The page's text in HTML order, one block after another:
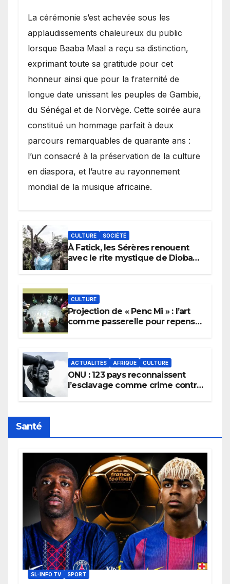
​La cérémonie s’est achevée sous les
applaudissements chaleureux du public
lorsque Baaba Maal a reçu sa distinction,
exprimant toute sa gratitude pour cet
honneur ainsi que pour la fraternité de
longue date unissant les peuples de Gambie,
du Sénégal et de Norvège. Cette soirée aura
constitué un hommage parfait à deux
parcours remarquables de quarante ans :
l’un consacré à la préservation de la culture
en diaspora, et l’autre au rayonnement
mondial de la musique africaine.
CULTURE SOCIÉTÉ
À Fatick, les Sérères renouent
avec le rite mystique de Diobaye
CULTURE
Projection de « Penc Mi » : l’art
comme passerelle pour repenser
ACTUALITÉS AFRIQUE CULTURE
ONU : 123 pays reconnaissent
l’esclavage comme crime contre
Santé
SL-INFO TV SPORT